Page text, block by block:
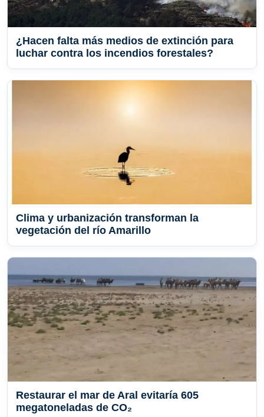
¿Hacen falta más medios de extinción para
luchar contra los incendios forestales?
Clima y urbanización transforman la
vegetación del río Amarillo
Restaurar el mar de Aral evitaría 605
megatoneladas de CO₂